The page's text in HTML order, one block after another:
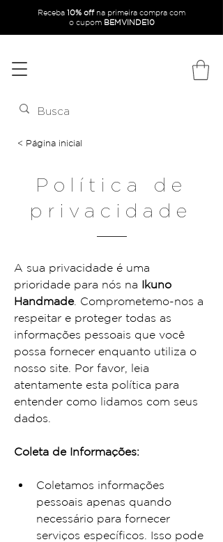
Receba 10% offna primeira compra com
o cupom BEMVINDE10
< Página inicial
Política de
privacidade
A sua privacidade é uma
prioridade para nós na Ikuno
Handmade. Comprometemo-nos a
respeitar e proteger todas as
informações pessoais que você
possa fornecer enquanto utiliza o
nosso site. Por favor, leia
atentamente esta política para
entender como lidamos com seus
dados.
Coleta de Informações:
Coletamos informações
pessoais apenas quando
necessário para fornecer
serviços específicos. Isso pode